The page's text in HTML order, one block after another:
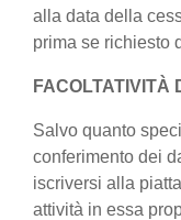
alla data della
prima se richiesto
FACOLTATIVITÀ
Salvo quanto
conferimento dei
iscriversi alla
attività in essa